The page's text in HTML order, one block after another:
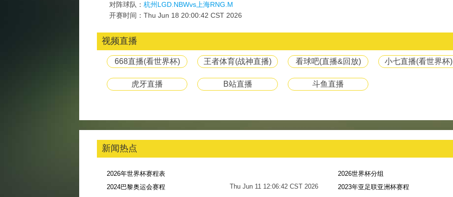
对阵球队： 杭州LGD.NBWvs上海RNG.M
开赛时间：Thu Jun 18 20:00:42 CST 2026
视频直播
668直播(看世界杯) 王者体育(战神直播) 看球吧(直播&回放) 小七直播(看世界杯)
虎牙直播 B站直播 斗鱼直播
新闻热点
2026年世界杯赛程表
Thu Jun 11 12:06:42 CST 2026
2026世界杯分组
2024巴黎奥运会赛程
2023年亚足联亚洲杯赛程